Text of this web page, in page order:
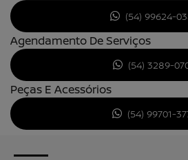
(54) 99624-
Agendamento De Serviços
(54) 3289-
Peças E Acessórios
(54) 99701-